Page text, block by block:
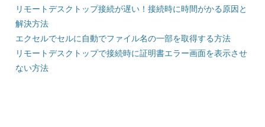
リモートデスクトップ接続が遅い！接続時に時間がかる原因と
解決方法
エクセルでセルに自動でファイル名の一部を取得する方法
リモートデスクトップで接続時に証明書エラー画面を表示させ
ない方法